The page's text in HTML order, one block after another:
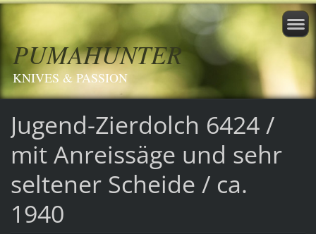
PUMAHUNTER
KNIVES & PASSION
Jugend-Zierdolch 6424 /
mit Anreissäge und sehr
seltener Scheide / ca.
1940